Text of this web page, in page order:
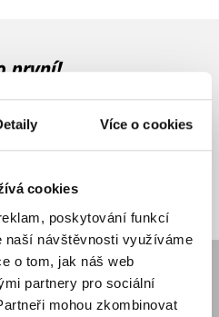
Více o cookies
cookies
poskytování funkcí
naší návštěvnosti využíváme
o tom, jak náš web
partnery pro sociální
mohou zkombinovat
první!
na jaké zboží je výhodná
k odběru našich e-
zpracováním osobních údajů
Přihlásit se
Knižní novinky